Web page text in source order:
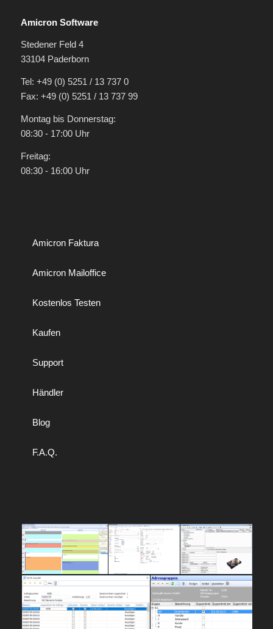
Amicron Software
Stedener Feld 4
33104 Paderborn
Tel: +49 (0) 5251 / 13 737 0
Fax: +49 (0) 5251 / 13 737 99
Montag bis Donnerstag:
08:30 - 17:00 Uhr
Freitag:
08:30 - 16:00 Uhr
Amicron Faktura
Amicron Mailoffice
Kostenlos Testen
Kaufen
Support
Händler
Blog
F.A.Q.